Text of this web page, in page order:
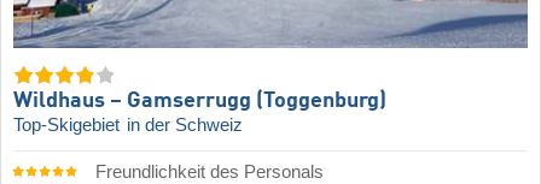
Wildhaus – Gamserrugg (Toggenburg)
Top-Skigebiet in der Schweiz
Freundlichkeit des Personals